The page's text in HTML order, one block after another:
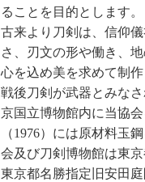
ることを目的とします。
古来より刀剣は、信仰
さ、刃文の形や働き、
心を込め美を求めて制
戦後刀剣が武器とみな
京国立博物館内に当協
（1976）には原材料玉
会及び刀剣博物館は東
東京都名勝指定旧安田